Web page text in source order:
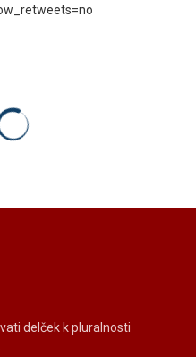
delček k pluralnosti